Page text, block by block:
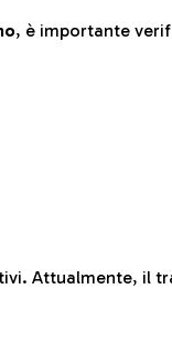
, è importante
Attualmente, il